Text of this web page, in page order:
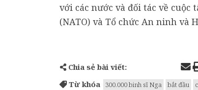
với các nước và đối tác về cuộc
(NATO) và Tổ chức An ninh và
Chia sẻ bài viết:
Từ khóa
300.000 binh sĩ Nga bắt đầu